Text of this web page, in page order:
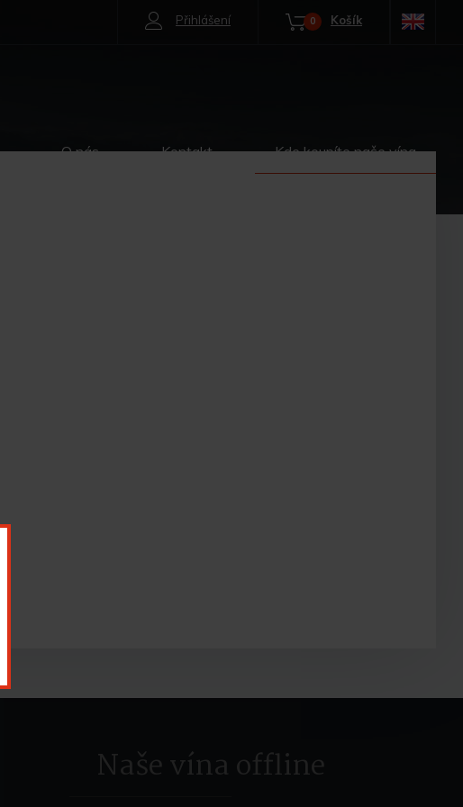
Košík
0
Přihlášení
O nás Kontakt Kde koupíte naše vína
Naše vína offline